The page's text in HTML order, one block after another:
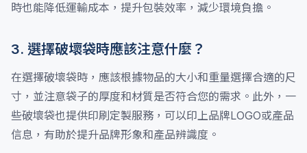
時也能降低運輸成本，提升包裝效率，減少環境負擔。
3. 選擇破壞袋時應該注意什麼？
在選擇破壞袋時，應該根據物品的大小和重量選擇合適的尺
寸，並注意袋子的厚度和材質是否符合您的需求。此外，一
些破壞袋也提供印刷定製服務，可以印上品牌LOGO或產品
信息，有助於提升品牌形象和產品辨識度。